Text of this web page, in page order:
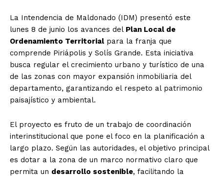
La Intendencia de Maldonado (IDM) presentó este
lunes 8 de junio los avances del Plan Local de
Ordenamiento Territorial para la franja que
comprende Piriápolis y Solís Grande. Esta iniciativa
busca regular el crecimiento urbano y turístico de una
de las zonas con mayor expansión inmobiliaria del
departamento, garantizando el respeto al patrimonio
paisajístico y ambiental.
El proyecto es fruto de un trabajo de coordinación
interinstitucional que pone el foco en la planificación a
largo plazo. Según las autoridades, el objetivo principal
es dotar a la zona de un marco normativo claro que
permita un desarrollo sostenible, facilitando la